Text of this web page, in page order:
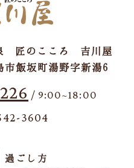
匠のこころ 吉川屋
市飯坂町湯野字新湯6
/ 9:00~18:00
3604
過ごし方